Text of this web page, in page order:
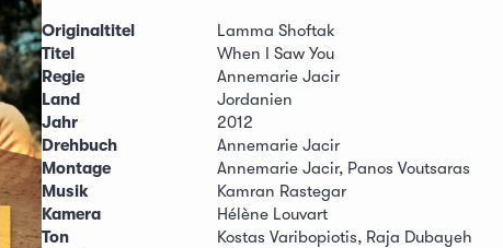
Originaltitel
Lamma Shoftak
Titel
When I Saw You
Regie
Annemarie Jacir
Land
Jordanien
Jahr
2012
Drehbuch
Annemarie Jacir
Montage
Annemarie Jacir, Panos Voutsaras
Musik
Kamran Rastegar
Kamera
Hélène Louvart
Ton
Kostas Varibopiotis, Raja Dubayeh